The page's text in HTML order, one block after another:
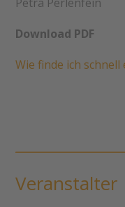
Download PDF
Wie finde ich schnell
Veranstalter